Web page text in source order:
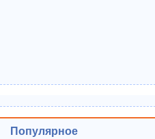
Популярное